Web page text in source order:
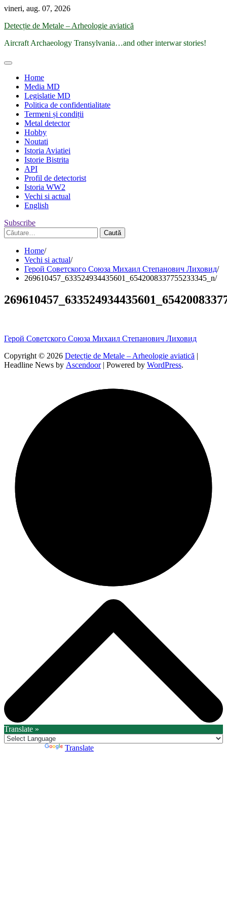
Skip
content
vineri, aug. 07, 2026
Detecție de Metale – Arheologie aviatică
Aircraft Archaeology Transylvania…and other interwar stories!
Home
Media MD
Legislatie MD
Politica de confidentialitate
Termeni și condiții
Metal detector
Hobby
Noutati
Istoria Aviatiei
Istorie Bistrita
API
Profil de detectorist
Istoria WW2
Vechi si actual
English
Subscribe
Caută
după:
Home
Vechi si actual
Герой Советского Союза Михаил Степанович Лиховид
269610457_633524934435601_6542008337755233345_n
Navigare
în
articole
Герой Советского Союза Михаил Степанович Лиховид
Copyright © 2026 Detecție de Metale – Arheologie aviatică |
Headline News by Ascendoor| Powered by WordPress.
Translate »
Translate